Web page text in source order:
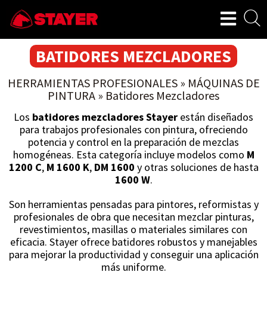
BATIDORES MEZCLADORES
HERRAMIENTAS PROFESIONALES» MÁQUINAS DE
PINTURA » Batidores Mezcladores
Los batidores mezcladores Stayer están diseñados
para trabajos profesionales con pintura, ofreciendo
potencia y control en la preparación de mezclas
homogéneas. Esta categoría incluye modelos como M
1200 C, M 1600 K, DM 1600 y otras soluciones de hasta
1600 W.
Son herramientas pensadas para pintores, reformistas y
profesionales de obra que necesitan mezclar pinturas,
revestimientos, masillas o materiales similares con
eficacia. Stayer ofrece batidores robustos y manejables
para mejorar la productividad y conseguir una aplicación
más uniforme.